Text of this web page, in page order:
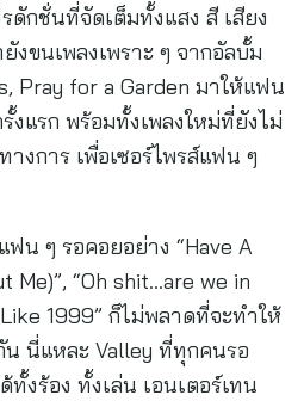
ดักชั่นที่จัดเต็มทั้งแสง สี เสียง
งขนเพลงเพราะ ๆ จากอัลบั้ม
Pray for a Garden มาให้แฟน
งแรก พร้อมทั้งเพลงใหม่ที่ยังไม่
งการ เพื่อเซอร์ไพรส์แฟน ๆ
น ๆ รอคอยอย่าง “Have A
Me)”, “Oh shit…are we in
1999” ก็ไม่พลาดที่จะทำให้
นี่แหละ Valley ที่ทุกคนรอ
งร้อง ทั้งเล่น เอนเตอร์เทน